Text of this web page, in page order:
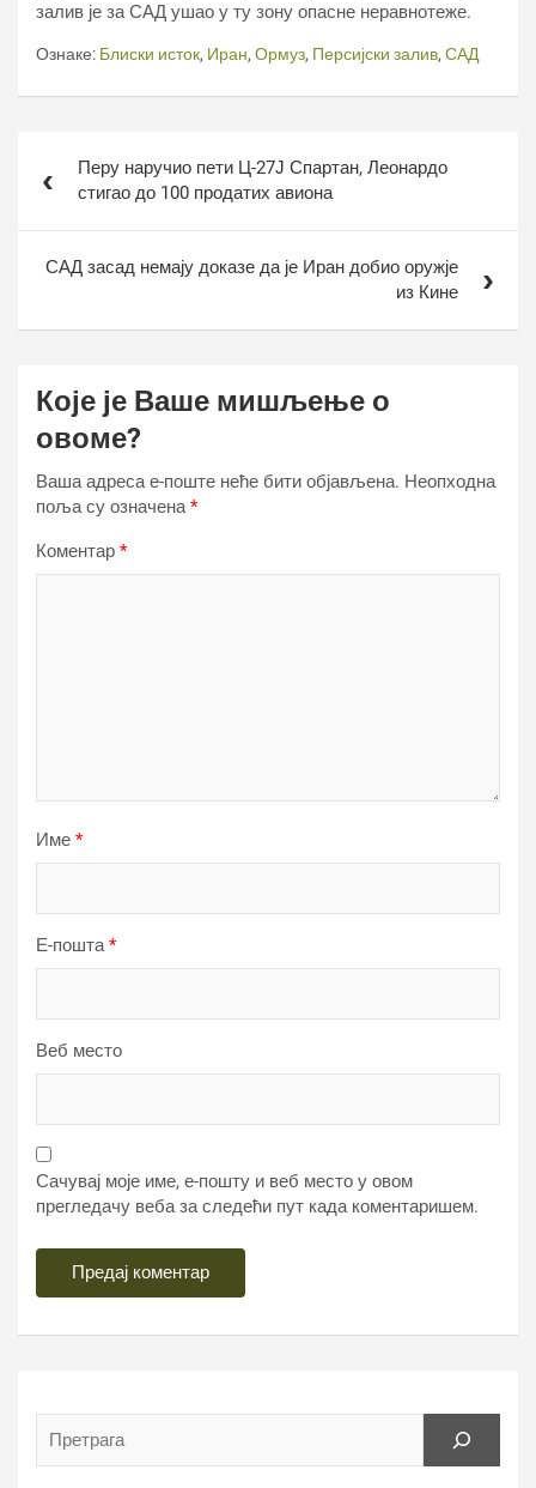
залив је за САД ушао у ту зону опасне неравнотеже.
Ознаке: Блиски исток, Иран, Ормуз, Персијски залив, САД
чланкаПеру наручио пети Ц-27Ј Спартан, Леонардо
стигао до 100 продатих авиона
САД засад немају доказе да је Иран добио оружје
из Кине
Које је Ваше мишљење о
овоме?
Ваша адреса е-поште неће бити објављена. Неопходна
поља су означена*
Коментар *
Име *
Е-пошта*
Веб место
Сачувај моје име, е-пошту и веб место у овом
прегледачу веба за следећи пут када коментаришем.